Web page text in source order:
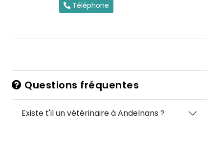
Téléphone
Questions fréquentes
Existe t'il un vétérinaire à Andelnans ?